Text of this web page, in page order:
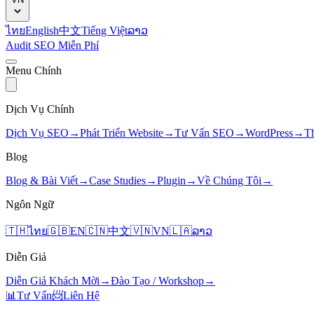
ไทยEnglish中文Tiếng Việtລາວ
Audit SEO Miễn Phí
Menu Chính
Dịch Vụ Chính
Dịch Vụ SEO →Phát Triển Website→Tư Vấn SEO →WordPress→
Blog
Blog & Bài Viết→Case Studies→Plugin →Về Chúng Tôi →
Ngôn Ngữ
🇹🇭ไทย🇬🇧EN🇨🇳中文🇻🇳VN🇱🇦ລາວ
Diễn Giả
Diễn Giả Khách Mời →Đào Tạo / Workshop→
📊 Tư Vấn📨Liên Hệ